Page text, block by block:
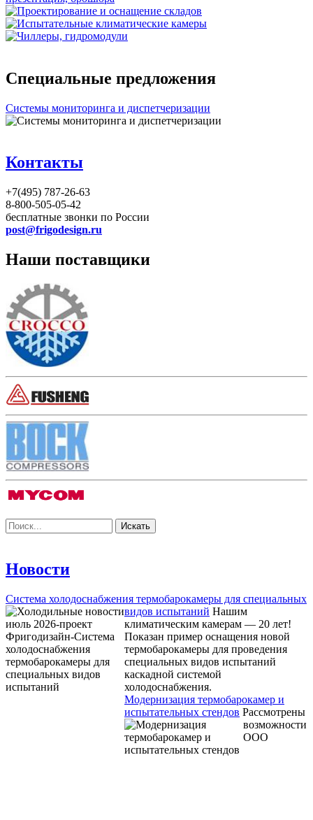
Специальные предложения
Системы мониторинга и диспетчеризации
Контакты
+7(495) 787-26-63
8-800-505-05-42
бесплатные звонки по России
post@frigodesign.ru
Наши поставщики
Новости
Система холодоснабжения термобарокамеры для специальных
видов испытаний Нашим
климатическим камерам — 20 лет!
Показан пример оснащения новой
термобарокамеры для проведения
специальных видов испытаний
каскадной системой
холодоснабжения.
Модернизация термобарокамер и
испытательных стендов Рассмотрены
возможности
ООО